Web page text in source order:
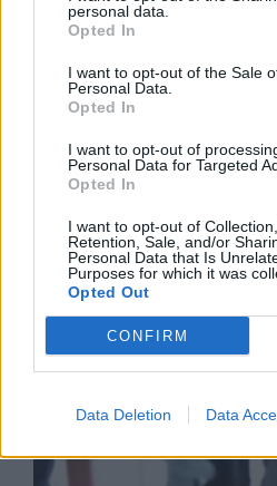
personal data.
Opted In
I want to opt-out of the Sale
Personal Data.
Opted In
I want to opt-out of
Personal Data for Targeted
Opted In
I want to opt-out of
Retention, Sale, and/or
Personal Data that Is
Purposes for which it was
Opted Out
CONFIRM
Data Deletion Data
ποσοστού
ΕΥΑΘ:
Business Know-how